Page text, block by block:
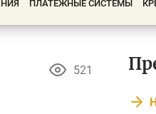
ПЛАТЁЖНЫЕ СИСТЕМЫ
521